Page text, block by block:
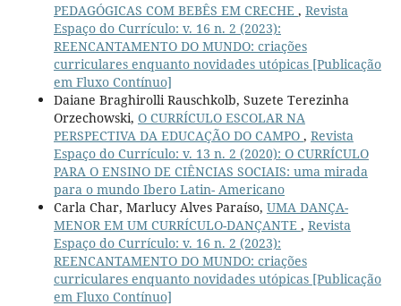
PEDAGÓGICAS COM BEBÊS EM CRECHE , Revista
Espaço do Currículo: v. 16 n. 2 (2023):
REENCANTAMENTO DO MUNDO: criações
curriculares enquanto novidades utópicas [Publicação
em Fluxo Contínuo]
Daiane Braghirolli Rauschkolb, Suzete Terezinha
Orzechowski, O CURRÍCULO ESCOLAR NA
PERSPECTIVA DA EDUCAÇÃO DO CAMPO , Revista
Espaço do Currículo: v. 13 n. 2 (2020): O CURRÍCULO
PARA O ENSINO DE CIÊNCIAS SOCIAIS: uma mirada
para o mundo Ibero Latin- Americano
Carla Char, Marlucy Alves Paraíso, UMA DANÇA-
MENOR EM UM CURRÍCULO-DANÇANTE , Revista
Espaço do Currículo: v. 16 n. 2 (2023):
REENCANTAMENTO DO MUNDO: criações
curriculares enquanto novidades utópicas [Publicação
em Fluxo Contínuo]